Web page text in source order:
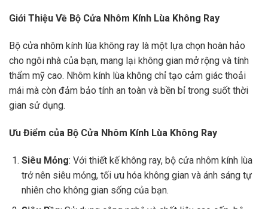
Giới Thiệu Về Bộ Cửa Nhôm Kính Lùa Không Ray
Bộ cửa nhôm kính lùa không ray là một lựa chọn hoàn hảo
cho ngôi nhà của bạn, mang lại không gian mở rộng và tính
thẩm mỹ cao. Nhôm kính lùa không chỉ tạo cảm giác thoải
mái mà còn đảm bảo tính an toàn và bền bỉ trong suốt thời
gian sử dụng.
Ưu Điểm của Bộ Cửa Nhôm Kính Lùa Không Ray
Siêu Mỏng: Với thiết kế không ray, bộ cửa nhôm kính lùa
trở nên siêu mỏng, tối ưu hóa không gian và ánh sáng tự
nhiên cho không gian sống của bạn.